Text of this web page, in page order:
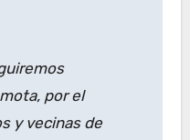
por el
y vecinas de